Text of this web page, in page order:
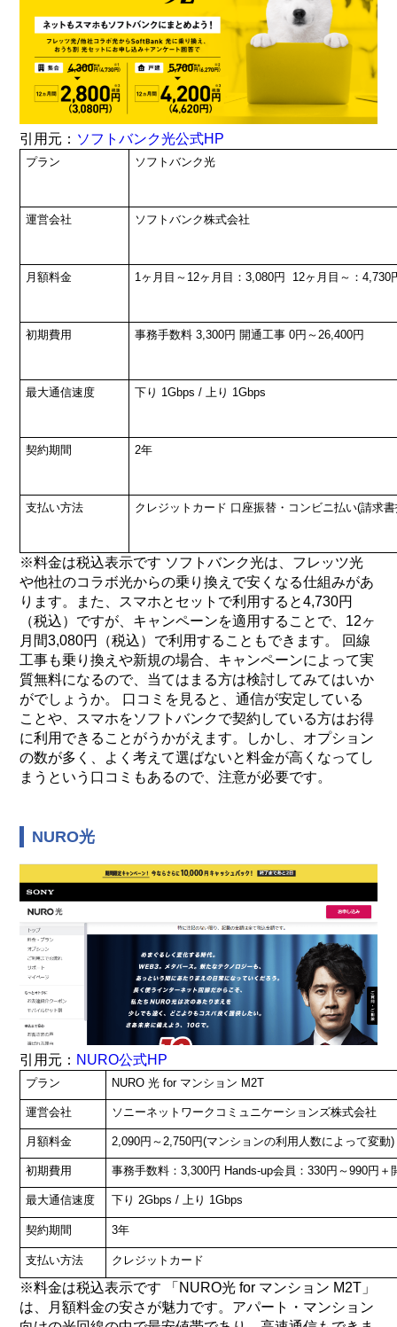
引用元： ソフトバンク光公式HP
プラン ソフトバンク光
運営会社 ソフトバンク株式会社
月額料金 1ヶ月目～12ヶ月目：3,080円 12ヶ月目～：4,730
初期費用 事務手数料 3,300円 開通工事 0円～26,400円
最大通信速度 下り 1Gbps / 上り 1Gbps
契約期間 2年
支払い方法 クレジットカード 口座振替・コンビニ払い(請求
※料金は税込表示です ソフトバンク光は、フレッツ光
や他社のコラボ光からの乗り換えで安くなる仕組みがあ
ります。また、スマホとセットで利用すると4,730円
（税込）ですが、キャンペーンを適用することで、12ヶ
月間3,080円（税込）で利用することもできます。 回線
工事も乗り換えや新規の場合、キャンペーンによって実
質無料になるので、当てはまる方は検討してみてはいか
がでしょうか。 口コミを見ると、通信が安定している
ことや、スマホをソフトバンクで契約している方はお得
に利用できることがうかがえます。しかし、オプション
の数が多く、よく考えて選ばないと料金が高くなってし
まうという口コミもあるので、注意が必要です。
NURO光
引用元： NURO公式HP
プラン NURO 光 for マンション M2T
運営会社 ソニーネットワークコミュニケーションズ株式会社
月額料金 2,090円～2,750円(マンションの利用人数によって変動)
初期費用 事務手数料：3,300円 Hands-up会員：330円～990円
最大通信速度 下り 2Gbps / 上り 1Gbps
契約期間 3年
支払い方法 クレジットカード
※料金は税込表示です 「NURO光 for マンション M2T」
は、月額料金の安さが魅力です。アパート・マンション